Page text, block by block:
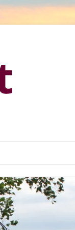
KYLÄMARKKINAT 2015
KYLÄMARKKINAT 2016